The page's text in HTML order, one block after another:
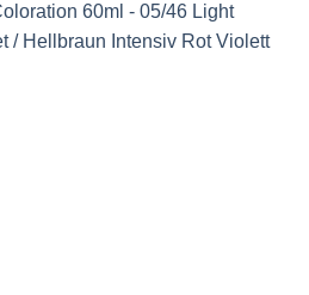
60ml - 05/46 Light
/ Hellbraun Intensiv Rot Violett